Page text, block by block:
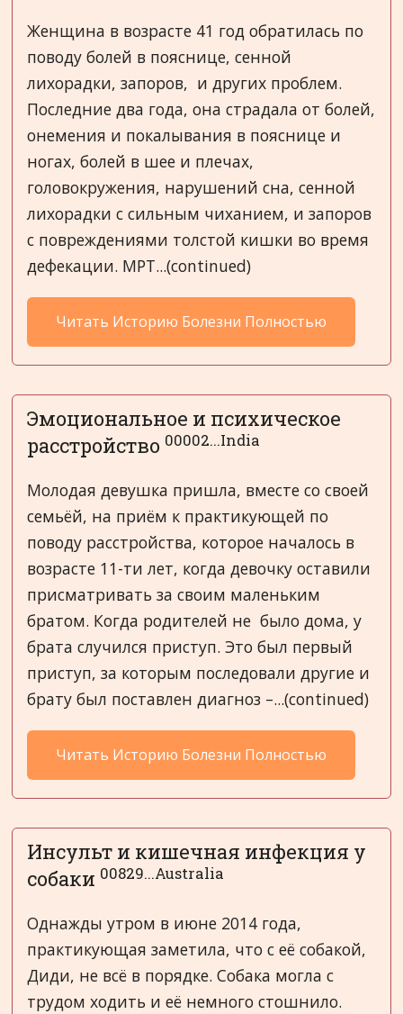
Женщина в возрасте 41 год обратилась по
поводу болей в пояснице, сенной
лихорадки, запоров, и других проблем.
Последние два года, она страдала от болей,
онемения и покалывания в пояснице и
ногах, болей в шее и плечах,
головокружения, нарушений сна, сенной
лихорадки с сильным чиханием, и запоров
с повреждениями толстой кишки во время
дефекации. МРТ...(continued)
Читать Историю Болезни Полностью
Эмоциональное и психическое
расстройство 00002...India
Молодая девушка пришла, вместе со своей
семьёй, на приём к практикующей по
поводу расстройства, которое началось в
возрасте 11-ти лет, когда девочку оставили
присматривать за своим маленьким
братом. Когда родителей не было дома, у
брата случился приступ. Это был первый
приступ, за которым последовали другие и
брату был поставлен диагноз –...(continued)
Читать Историю Болезни Полностью
Инсульт и кишечная инфекция у
собаки 00829...Australia
Однажды утром в июне 2014 года,
практикующая заметила, что с её собакой,
Диди, не всё в порядке. Собака могла с
трудом ходить и её немного стошнило.